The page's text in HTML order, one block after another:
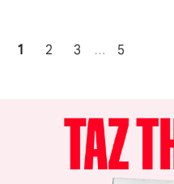
1 2 3 … 5